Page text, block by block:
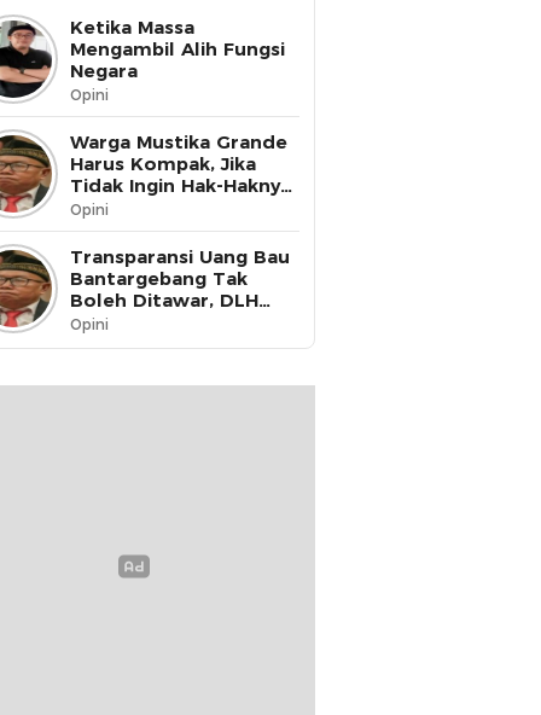
Ketika Massa
Mengambil Alih Fungsi
Negara
Opini
Warga Mustika Grande
Harus Kompak, Jika
Tidak Ingin Hak-Haknya
Dinikmati oleh Pihak
Lain
Opini
Transparansi Uang Bau
Bantargebang Tak
Boleh Ditawar, DLH
Kota Bekasi Harus Buka
Data ke Publik
Opini